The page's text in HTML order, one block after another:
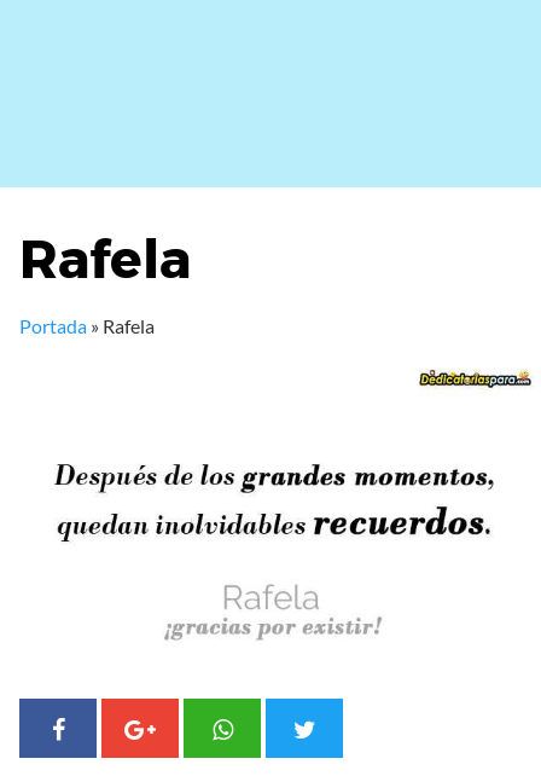
Rafela
Portada » Rafela